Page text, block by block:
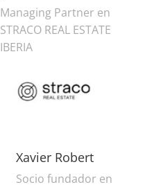
Managing Partner en
STRACO REAL ESTATE
IBERIA
Xavier Robert
Socio fundador en